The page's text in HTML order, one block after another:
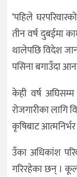
‘पहिले
तीन वर्ष दुबईमा
थालेपछि विदेश
पसिना बगाउँदा
केही वर्ष
रोजगारीका लागि
कृषिबाट
उँका अधिकांश
गरिरहेका छन् ।